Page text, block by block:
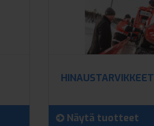
HINAUSTARVIKKEET
Näytä tuotteet